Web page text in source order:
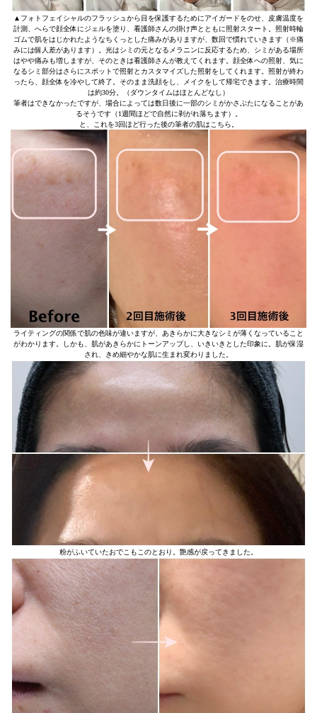
▲フォトフェイシャルのフラッシュから目を保護するためにアイガードをのせ、皮膚温度を
計測、へらで顔全体にジェルを塗り、看護師さんの掛け声とともに照射スタート。照射時輪
ゴムで肌をはじかれたようなちくっとした痛みがありますが、数回で慣れていきます（※痛
みには個人差があります）。光はシミの元となるメラニンに反応するため、シミがある場所
はやや痛みも増しますが、そのときは看護師さんが教えてくれます。顔全体への照射、気に
なるシミ部分はさらにスポットで照射とカスタマイズした照射をしてくれます。照射が終わ
ったら、顔全体を冷やして終了。そのまま洗顔をし、メイクをして帰宅できます。治療時間
は約30分。（ダウンタイムはほとんどなし）
筆者はできなかったですが、場合によっては数日後に一部のシミがかさぶたになることがあ
るそうです（1週間ほどで自然に剥がれ落ちます）。
と、これを3回ほど行った後の筆者の肌はこちら。
ライティングの関係で肌の色味が違いますが、あきらかに大きなシミが薄くなっていること
がわかります。しかも、肌があきらかにトーンアップし、いきいきとした印象に。肌が保湿
され、きめ細やかな肌に生まれ変わりました。
粉がふいていたおでこもこのとおり。艶感が戻ってきました。